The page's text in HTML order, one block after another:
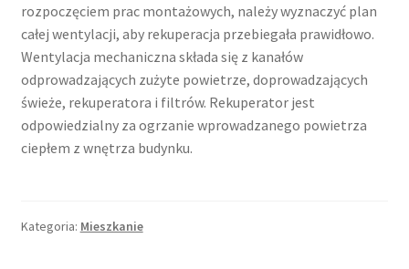
rozpoczęciem prac montażowych, należy wyznaczyć plan
całej wentylacji, aby rekuperacja przebiegała prawidłowo.
Wentylacja mechaniczna składa się z kanałów
odprowadzających zużyte powietrze, doprowadzających
świeże, rekuperatora i filtrów. Rekuperator jest
odpowiedzialny za ogrzanie wprowadzanego powietrza
ciepłem z wnętrza budynku.
Kategoria: Mieszkanie